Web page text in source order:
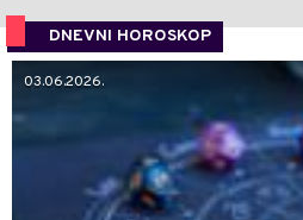
DNEVNI HOROSKOP
03.06.2026.